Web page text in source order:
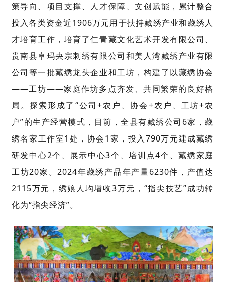
策导向、项目支撑、人才保障、文创赋能 ，累计整合
投入各类资金近1906万元用于扶持藏绣产业和藏绣人
才培育工作 ， 培育了仁青藏文化艺术开发有限公司、
贵南县卓玛央宗刺绣有限公司和美人湾藏绣产业有限
公司等一批藏绣龙头企业和工坊，构建了以藏绣协会
——工坊——家庭作坊多点齐发、共同繁荣的良好格
局。探索形成了 “公司+农户、协会+农户、工坊+农
户”的生产经营模式， 目前，全县有藏绣公司 6家，藏
绣名家工作室1 处，协会1 家，投入790万元建成藏绣
研发中心2个、展示中心3个、培训点4个、藏绣家庭
工坊20家。2024年藏绣产品年产量6230件，产值达
2115万元，绣娘人均增收3万元 ， “指尖技艺”成功转
化为“指尖经济”。